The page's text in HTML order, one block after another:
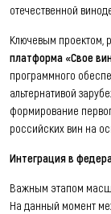
отечественной
Ключевым проектом,
платформа «Свое
программного
альтернативой
формирование
российских вин на
Интеграция в
Важным этапом
На данный момент